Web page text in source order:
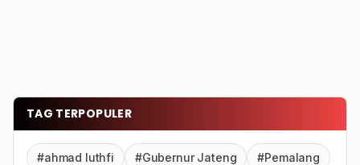
TAG TERPOPULER
#ahmad luthfi #Gubernur Jateng #Pemalang